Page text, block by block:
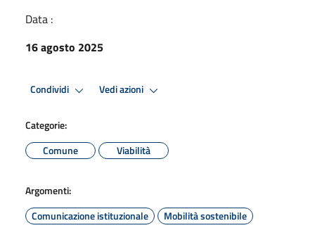
Data :
16 agosto 2025
Condividi Vedi azioni
Categorie:
Comune
Viabilità
Argomenti:
Comunicazione istituzionale
Mobilità sostenibile